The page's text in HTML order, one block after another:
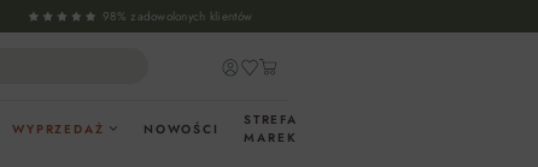
98% zadowolonych klientów
WYPRZEDAŻ NOWOŚCI
STREFA
MAREK